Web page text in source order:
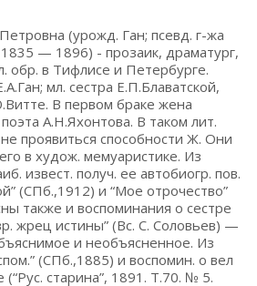
(урожд. Ган; псевд. г-жа
— 1896) - прозаик, драматург,
обр. в Тифлисе и Петербурге.
мл. сестра Е.П.Блаватской,
В первом браке жена
А.Н.Яхонтова. В таком лит.
проявиться способности Ж. Они
в худож. мемуаристике. Из
извест. получ. ее автобиогр. пов.
(СПб.,1912) и “Мое отрочество”
также и воспоминания о сестре
жрец истины” (Вс. С. Соловьев) —
и необъясненное. Из
(СПб.,1885) и воспомин. о вел
старина”, 1891. Т.70. № 5.